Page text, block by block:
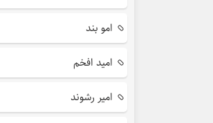
امو بند
امید افخم
امیر رشوند